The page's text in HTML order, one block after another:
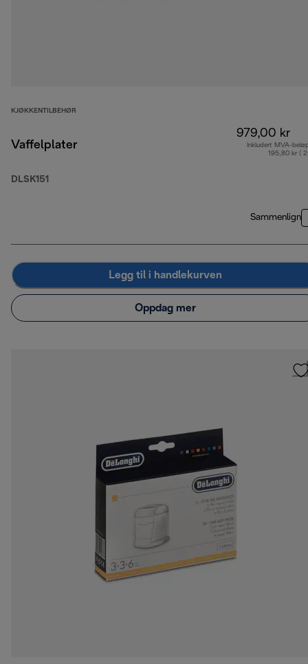
KJØKKENTILBEHØR
Vaffelplater
DLSK151
979,00 kr
Inkludert MVA-
195,80 kr (
Sammenlign
Legg til i handlekurven
Oppdag mer